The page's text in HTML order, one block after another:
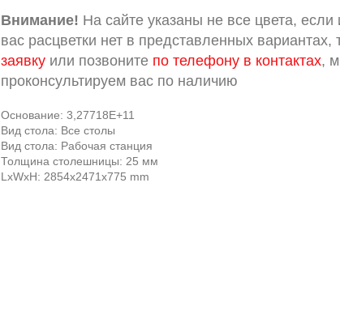
Внимание! На сайте указаны не все цвета,
вас расцветки нет в представленных вариантах,
заявку или позвоните по телефону в контактах,
проконсультируем вас по наличию
Основание: 3,27718E+11
Вид стола: Все столы
Вид стола: Рабочая станция
Толщина столешницы: 25 мм
LxWxH: 2854x2471x775 mm